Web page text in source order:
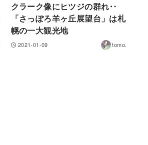
クラーク像にヒツジの群れ‥
「さっぽろ羊ヶ丘展望台」は札
幌の一大観光地
2021-01-09 tomo.